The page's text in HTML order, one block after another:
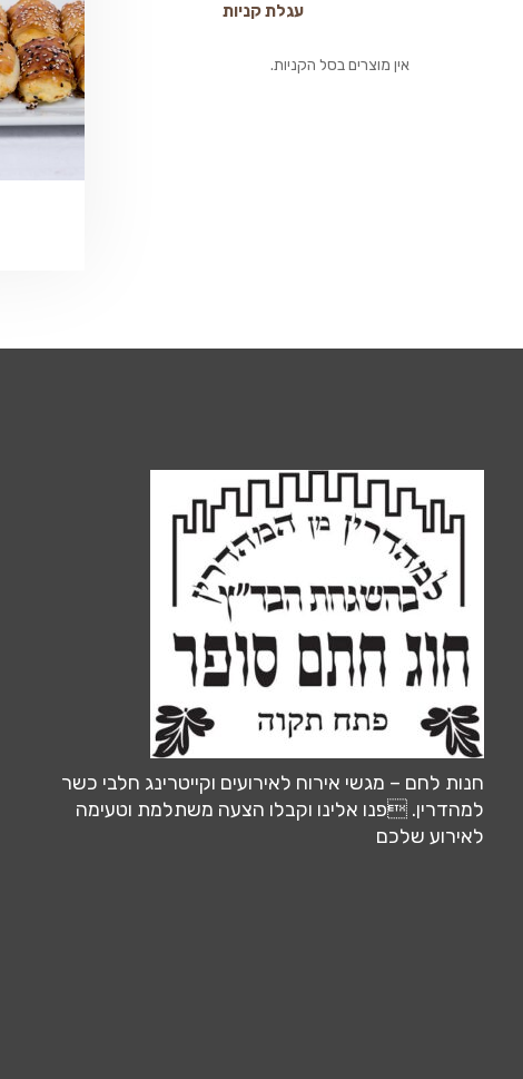
עגלת קניות
אין מוצרים בסל הקניות.
חנות לחם – מגשי אירוח לאירועים וקייטרינג חלבי כשר
למהדרין. פנו אלינו וקבלו הצעה משתלמת וטעימה
לאירוע שלכם